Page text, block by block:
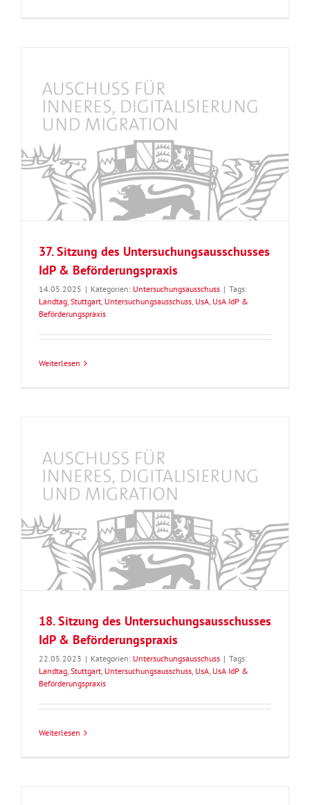
37. Sitzung des Untersuchungsausschusses
IdP & Beförderungspraxis
14.05.2025 | Kategorien: Untersuchungsausschuss | Tags:
Landtag, Stuttgart, Untersuchungsausschuss, UsA, UsA IdP &
Beförderungspraxis
Weiterlesen
18. Sitzung des Untersuchungsausschusses
IdP & Beförderungspraxis
22.05.2023 | Kategorien: Untersuchungsausschuss | Tags:
Landtag, Stuttgart, Untersuchungsausschuss, UsA, UsA IdP &
Beförderungspraxis
Weiterlesen